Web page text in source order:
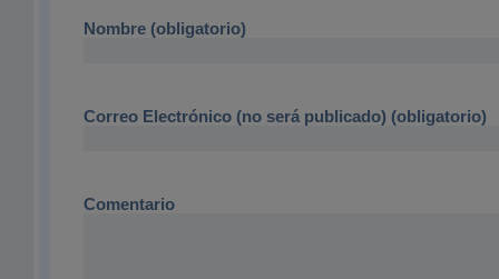
Nombre (obligatorio)
Correo Electrónico (no será publicado) (obligatorio)
Comentario